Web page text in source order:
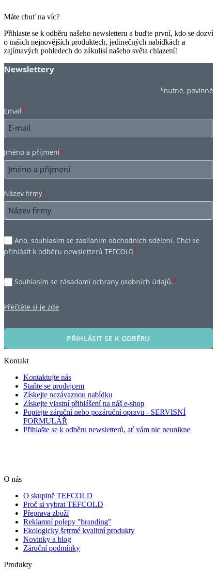
Máte chuť na víc?
Přihlaste se k odběru našeho newsletteru a buďte první, kdo se dozví
o našich nejnovějších produktech, jedinečných nabídkách a
zajímavých pohledech do zákulisí našeho světa chlazení!
Newslettery
*nutné, povinné
Email*
Jméno a příjmení*
Název firmy*
Ano, souhlasím se zasíláním obchodních sdělení. Chci se
přihlásit k odběru newsletterů TEFCOLD*
Souhlasím se zásadami ochrany osobních údajů.*
Přečtěte si je zde
PŘIHLÁSIT SE K ODBĚRU
Kontakt
Kontaktujte nás
Staňte se prodejcem
Získejte nezávaznou nabídku
Získejte vlastní přihlášení na náš e-shop
Poptejte záruční nebo pozáruční opravu - SERVISNÍ
FORMULÁŘ
Přihlašte se k odběru newsletterů, ať vám nic neunikne
O nás
O skupině TEFCOLD
Proč si vybrat TEFCOLD
Přeprava zboží
Reklamní polepy "branding"
Ekologicky šetrmé kvalitní produkty
Novinky a blog
Záruční podmínky
Produkty